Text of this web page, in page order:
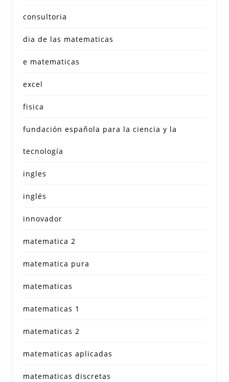
consultoria
dia de las matematicas
e matematicas
excel
fisica
fundación española para la ciencia y la
tecnología
ingles
inglés
innovador
matematica 2
matematica pura
matematicas
matematicas 1
matematicas 2
matematicas aplicadas
matematicas discretas